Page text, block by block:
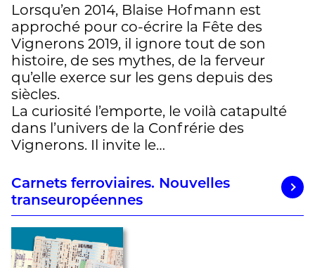
Lorsqu’en 2014, Blaise Hofmann est
approché pour co-écrire la Fête des
Vignerons 2019, il ignore tout de son
histoire, de ses mythes, de la ferveur
qu’elle exerce sur les gens depuis des
siècles.
La curiosité l’emporte, le voilà catapulté
dans l’univers de la Confrérie des
Vignerons. Il invite le…
Carnets ferroviaires. Nouvelles
transeuropéennes